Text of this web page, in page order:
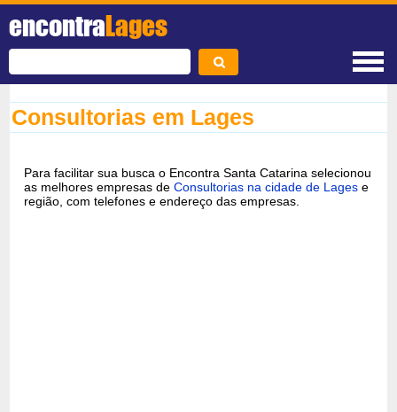
encontraLages
Consultorias em Lages
Para facilitar sua busca o Encontra Santa Catarina selecionou
as melhores empresas deConsultorias na cidade de Lages e
região, com telefones e endereço das empresas.